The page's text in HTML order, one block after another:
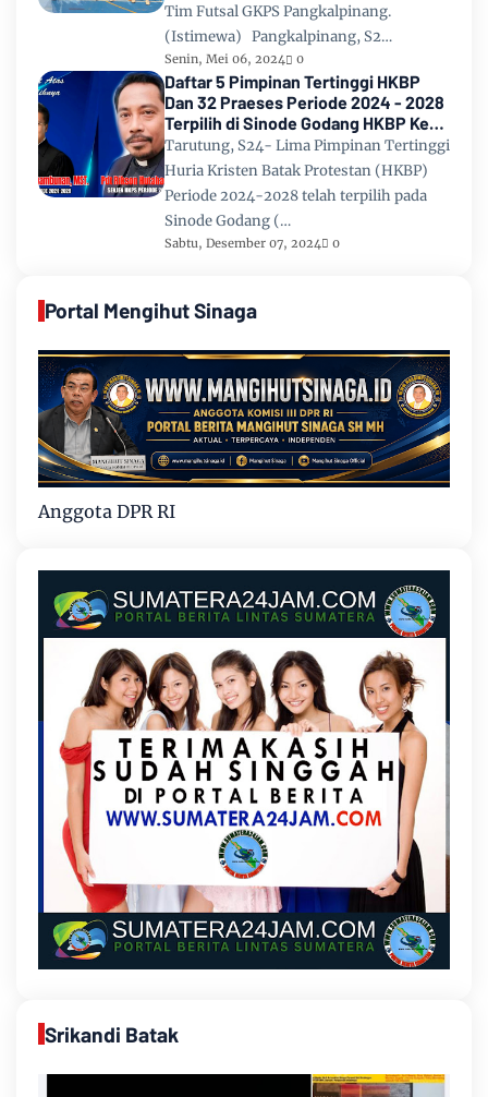
Tim Futsal GKPS Pangkalpinang.
(Istimewa) Pangkalpinang, S2…
Senin, Mei 06, 2024 0
Daftar 5 Pimpinan Tertinggi HKBP
Dan 32 Praeses Periode 2024 - 2028
Terpilih di Sinode Godang HKBP Ke
67 Tahun 2024
Tarutung, S24- Lima Pimpinan Tertinggi
Huria Kristen Batak Protestan (HKBP)
Periode 2024-2028 telah terpilih pada
Sinode Godang (…
Sabtu, Desember 07, 2024 0
Portal Mengihut Sinaga
Anggota DPR RI
Srikandi Batak